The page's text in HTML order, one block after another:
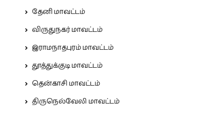
தேனி மாவட்டம்
விருதுநகர் மாவட்டம்
இராமநாதபுரம் மாவட்டம்
தூத்துக்குடி மாவட்டம்
தென்காசி மாவட்டம்
திருநெல்வேலி மாவட்டம்